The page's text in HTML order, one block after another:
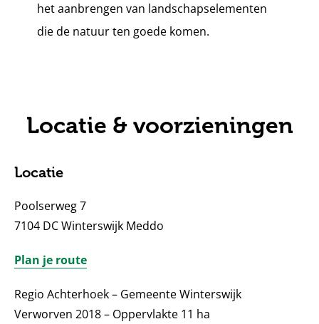
het aanbrengen van landschapselementen
die de natuur ten goede komen.
Locatie & voorzieningen
Locatie
Poolserweg 7
7104 DC Winterswijk Meddo
Plan je route
Regio Achterhoek – Gemeente Winterswijk
Verworven 2018 – Oppervlakte 11 ha